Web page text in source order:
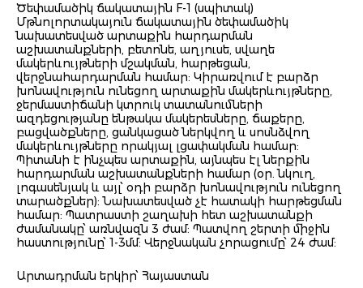
Ծեփամածիկ ճակատային F-1 (սպիտակ)
Մթնոլորտակայուն ճակատային ծեփամածիկ
նախատեսված արտաքին հարդարման
աշխատանքների, բետոնե, աղյուսե, սվաղե
մակերևույթների մշակման, հարթեցան,
վերջնահարդարման համար: Կիրառվում է բարձր
խոնավություն ունեցող արտաքին մակերևույթները,
ջերմաստիճանի կտրուկ տատանումների
ազդեցությանը ենթակա մակերեսները, ճաքերը,
բացվածքները, ցանկացած ներկվող և սոսնձվող
մակերևույթները որակյալ լցափակման համար:
Պիտանի է ինչպես արտաքին, այնպես էլ ներքին
հարդարման աշխատանքների համար (օր. նկուղ,
լոգասենյակ և այլ՝ օդի բարձր խոնավություն ունեցող
տարածքներ): Նախատեսված չէ հատակի հարթեցման
համար: Պատրաստի շաղախի հետ աշխատանքի
ժամանակը՝ առնվազն 3 ժամ: Պատվող շերտի միջին
հաստությունը՝ 1-3մմ: Վերջնական չորացումը՝ 24 ժամ:
Արտադրման երկիր՝ Հայաստան